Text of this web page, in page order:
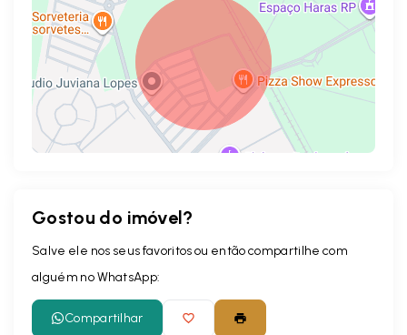
Gostou do imóvel?
Salve ele nos seus favoritos ou então compartilhe com
alguém no WhatsApp:
Compartilhar